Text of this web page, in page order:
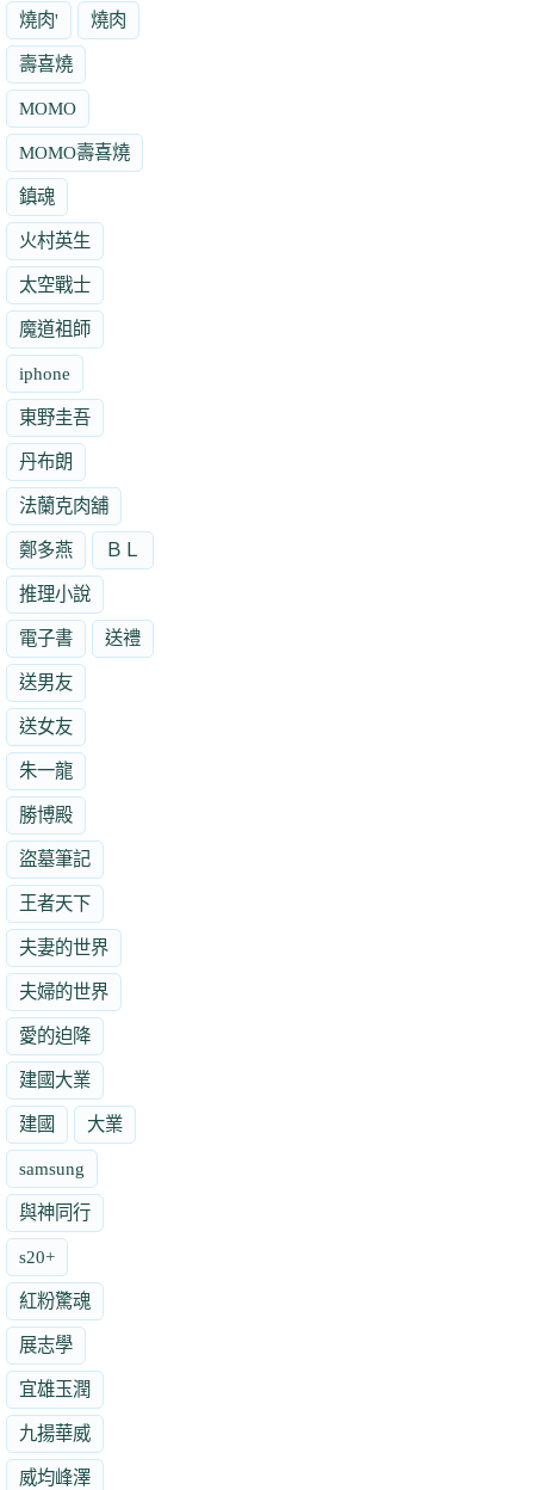
燒肉' 燒肉
壽喜燒
MOMO
MOMO壽喜燒
鎮魂
火村英生
太空戰士
魔道祖師
iphone
東野圭吾
丹布朗
法蘭克肉舖
鄭多燕 ＢＬ
推理小說
電子書 送禮
送男友
送女友
朱一龍
勝博殿
盜墓筆記
王者天下
夫妻的世界
夫婦的世界
愛的迫降
建國大業
建國 大業
samsung
與神同行
s20+
紅粉驚魂
展志學
宜雄玉潤
九揚華威
威均峰澤